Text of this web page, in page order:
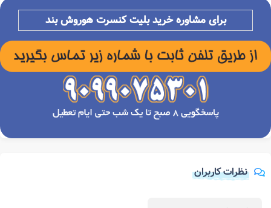
برای مشاوره خرید بلیت کنسرتهوروش بند
نظرات کاربران